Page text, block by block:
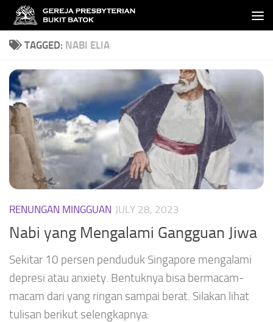
Skip to content
TAGGED: NABI ELIA
RENUNGAN MINGGUAN JULY 28, 2023
Nabi yang Mengalami Gangguan Jiwa
Sekitar 10 persen penduduk Singapore mengalami
depresi atau anxiety. Bentuknya bisa bermacam-
macam dari yang ringan sampai berat. Silakan lihat
tulisan berikut selengkapnya: